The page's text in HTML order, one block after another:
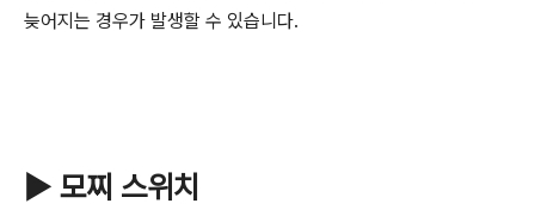
늦어지는 경우가 발생할 수 있습니다.
▶ 모찌 스위치